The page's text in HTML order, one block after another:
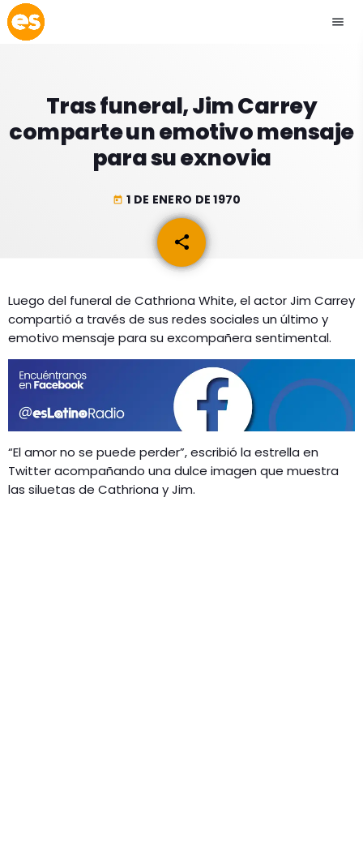
menu
EMISIÓN LA PAZ
EMISIÓN COCHABAMBA
ACTUALIDAD
ESPECTÁCULOS
MÚSICA
ENTRETENIMIENTO
PROGRAMACIÓN
INICIO
Tras funeral, Jim Carrey
comparte un emotivo mensaje
para su exnovia
today 1 DE ENERO DE 1970
share
email
Luego del funeral de Cathriona White, el actor Jim Carrey
compartió a través de sus redes sociales un último y
emotivo mensaje para su excompañera sentimental.
“El amor no se puede perder”, escribió la estrella en
Twitter acompañando una dulce imagen que muestra
las siluetas de Cathriona y Jim.